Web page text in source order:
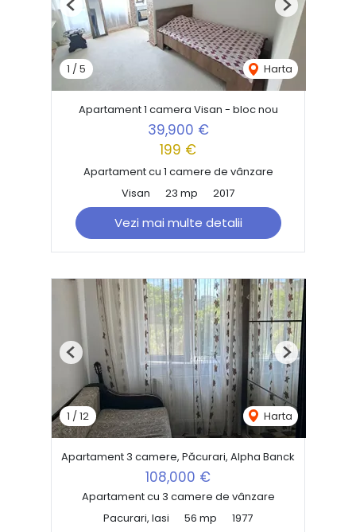
1 /5 Harta
Previous Next
Apartament 1 camera Visan - bloc nou
39,900 €
199 €
Apartament cu 1 camere de vânzare
Visan
23 mp 2017
Vezi mai multe detalii
1 /12 Harta
Previous Next
Apartament 3 camere, Păcurari, Alpha Banck
108,000 €
Apartament cu 3 camere de vânzare
Pacurari, Iasi
56 mp 1977